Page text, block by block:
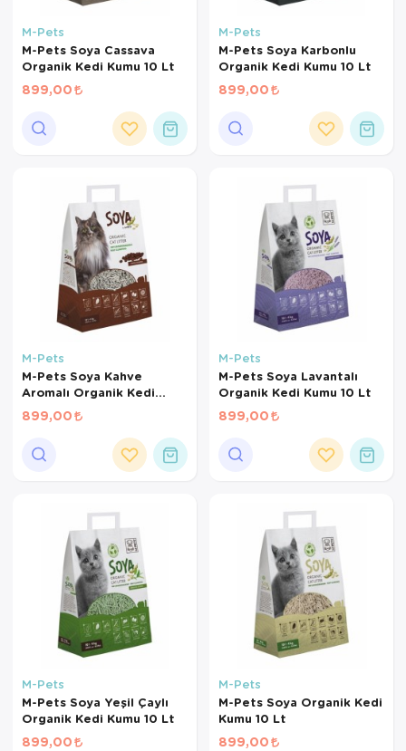
M-Pets
M-Pets Soya Cassava
Organik Kedi Kumu 10 Lt
899,00
M-Pets
M-Pets Soya Karbonlu
Organik Kedi Kumu 10 Lt
899,00
M-Pets
M-Pets Soya Kahve
Aromalı Organik Kedi
Kumu 10 Lt
899,00
M-Pets
M-Pets Soya Lavantalı
Organik Kedi Kumu 10 Lt
899,00
M-Pets
M-Pets Soya Yeşil Çaylı
Organik Kedi Kumu 10 Lt
899,00
M-Pets
M-Pets Soya Organik Kedi
Kumu 10 Lt
899,00